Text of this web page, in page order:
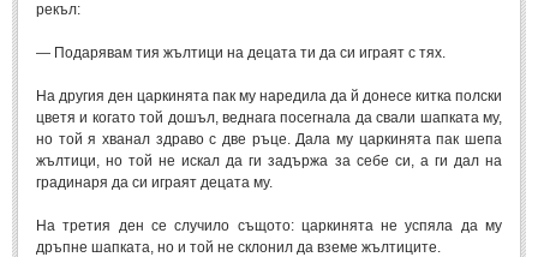
рекъл:
— Подарявам тия жълтици на децата ти да си играят с тях.
На другия ден царкинята пак му наредила да й донесе китка полски
цветя и когато той дошъл, веднага посегнала да свали шапката му,
но той я хванал здраво с две ръце. Дала му царкинята пак шепа
жълтици, но той не искал да ги задържа за себе си, а ги дал на
градинаря да си играят децата му.
На третия ден се случило същото: царкинята не успяла да му
дръпне шапката, но и той не склонил да вземе жълтиците.